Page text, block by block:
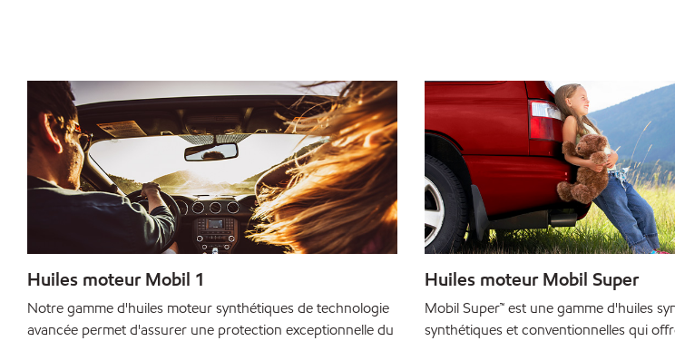
Huiles moteur Mobil 1
Notre gamme d'huiles moteur synthétiques de technologie
avancée permet d'assurer une protection exceptionnelle du
Huiles moteur Mobil Super
Mobil Super™ est une gamme d'huiles
synthétiques et conventionnelles qui